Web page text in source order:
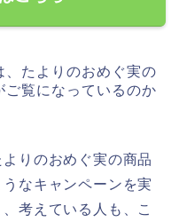
、たよりのおめぐ実の
覧になっているのか
りのおめぐ実の商品
なキャンペーンを実
考えている人も、こ